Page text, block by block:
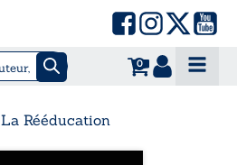
0
La Rééducation